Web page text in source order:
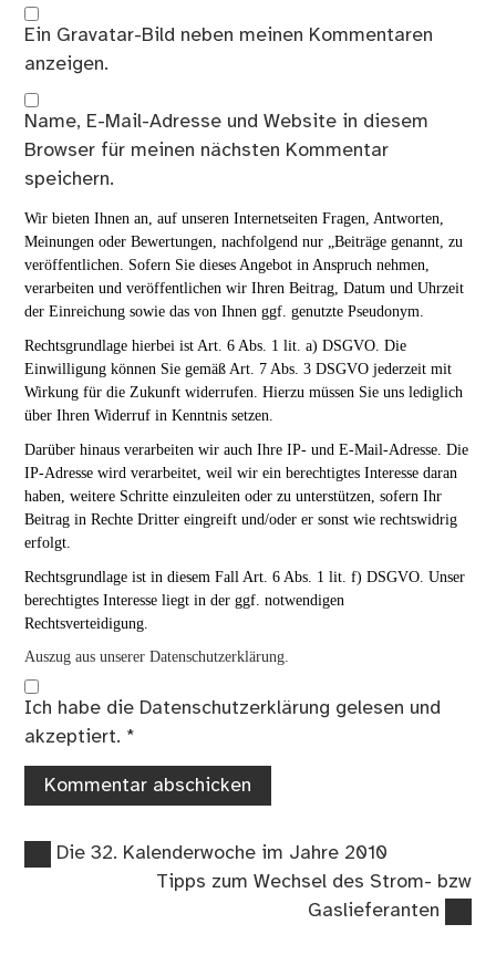
Ein Gravatar-Bild neben meinen Kommentaren
anzeigen.
Name, E-Mail-Adresse und Website in diesem
Browser für meinen nächsten Kommentar
speichern.
Wir bieten Ihnen an, auf unseren Internetseiten Fragen, Antworten,
Meinungen oder Bewertungen, nachfolgend nur „Beiträge genannt, zu
veröffentlichen. Sofern Sie dieses Angebot in Anspruch nehmen,
verarbeiten und veröffentlichen wir Ihren Beitrag, Datum und Uhrzeit
der Einreichung sowie das von Ihnen ggf. genutzte Pseudonym.
Rechtsgrundlage hierbei ist Art. 6 Abs. 1 lit. a) DSGVO. Die
Einwilligung können Sie gemäß Art. 7 Abs. 3 DSGVO jederzeit mit
Wirkung für die Zukunft widerrufen. Hierzu müssen Sie uns lediglich
über Ihren Widerruf in Kenntnis setzen.
Darüber hinaus verarbeiten wir auch Ihre IP- und E-Mail-Adresse. Die
IP-Adresse wird verarbeitet, weil wir ein berechtigtes Interesse daran
haben, weitere Schritte einzuleiten oder zu unterstützen, sofern Ihr
Beitrag in Rechte Dritter eingreift und/oder er sonst wie rechtswidrig
erfolgt.
Rechtsgrundlage ist in diesem Fall Art. 6 Abs. 1 lit. f) DSGVO. Unser
berechtigtes Interesse liegt in der ggf. notwendigen
Rechtsverteidigung.
Auszug aus unserer Datenschutzerklärung.
Ich habe die Datenschutzerklärung gelesen und
akzeptiert. *
Beitragsnavigation
Vorheriger
Die 32. Kalenderwoche im Jahre 2010
Nächster
Tipps zum Wechsel des Strom- bzw
Gaslieferanten